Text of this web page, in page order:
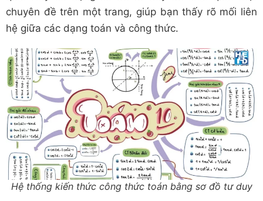
chuyên đề trên một trang, giúp bạn thấy rõ mối liên
hệ giữa các dạng toán và công thức.
Hệ thống kiến thức công thức toán bằng sơ đồ tư duy